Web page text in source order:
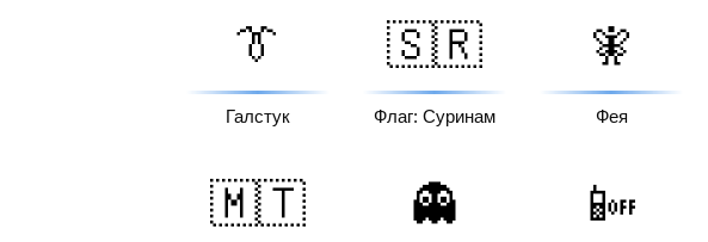
👔
Галстук
🇸🇷
Флаг: Суринам
🧚
Фея
🇲🇹 👻 📴